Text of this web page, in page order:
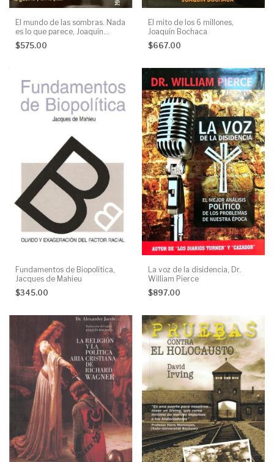
El mundo de las sombras. Nada
es lo que parece, Joaquín
Bochaca
$575.00
El mito de los 6 millones,
Joaquín Bochaca
$667.00
Fundamentos de Biopolítica,
Jacques de Mahieu
$345.00
La voz de la disidencia, Dr.
William Pierce
$897.00